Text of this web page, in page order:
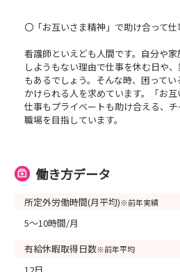
〇「お互いさま精神」で助け合って
看護師といえども人間です。自分や
しようもない理由で仕事を休む日や
もあるでしょう。そんな時、困って
かけられる人を求めています。「お互
仕事もプライベートも助け合える、
職場を目指しています。
働き方データ
所定外労働時間(月平均)※前年実績
5～10時間/月
有給休暇取得日数※前年平均